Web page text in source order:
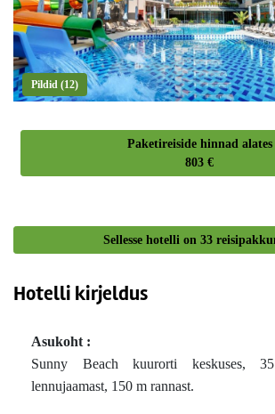
Pildid (12)
Paketireiside hinnad alates
803 €
Sellesse hotelli on 33
Hotelli kirjeldus
Asukoht :
Sunny Beach kuurorti keskuses,
lennujaamast, 150 m rannast.